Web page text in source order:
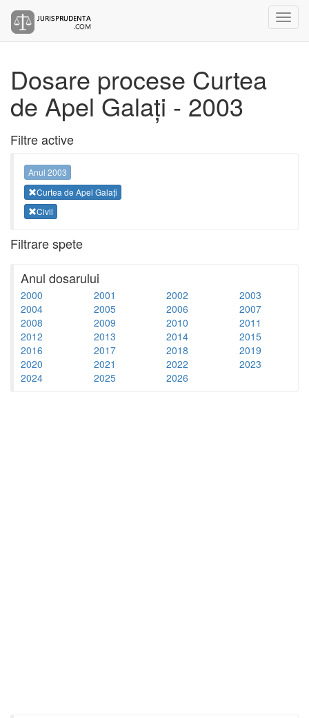
Dosare procese Curtea
de Apel Galați - 2003
Filtre active
Anul 2003
Curtea de Apel Galați
Civil
Filtrare spete
Anul dosarului
2000 2001 2002
2003
2004
2005 2006
2007
2008
2009 2010
2011
2012
2013 2014
2015
2016
2017 2018
2019
2020
2021 2022
2023
2024
2025 2026